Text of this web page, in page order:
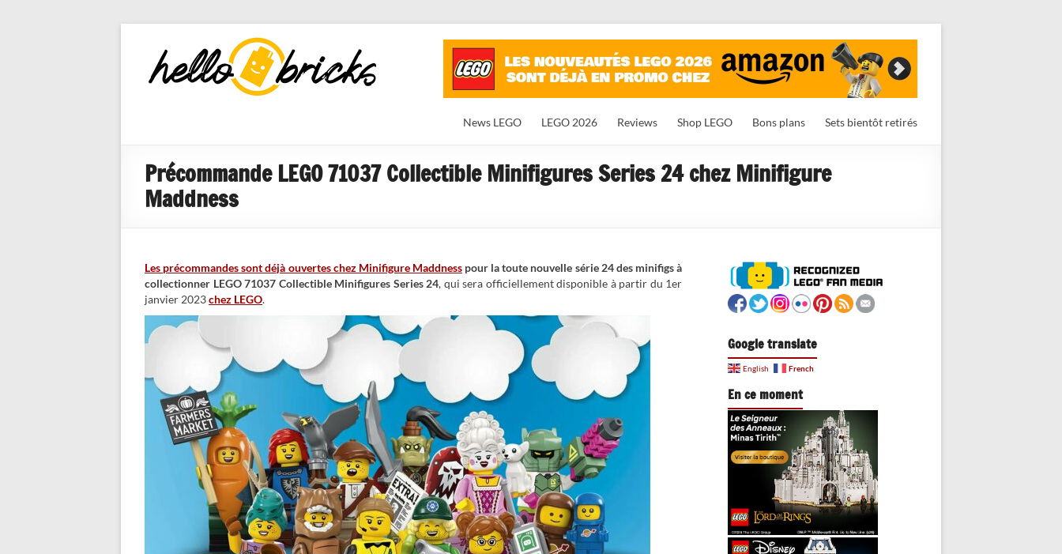
HelloBricks
Blog LEGO,
nouveaut�s
News LEGO LEGO 2026 Reviews Shop LEGO Bons plans Sets bientôt retirés
Précommande LEGO 71037 Collectible Minifigures Series 24 chez Minifigure
Maddness
Les précommandes sont déjà ouvertes chez Minifigure Maddnesspour la toute nouvelle série 24 des minifigs à
collectionner LEGO 71037 Collectible Minifigures Series 24, qui sera officiellement disponible à partir du 1er
janvier 2023chez LEGO.
Google translate
English French
En ce moment